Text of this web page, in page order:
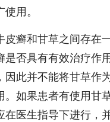
用。
皮癣和甘草之间存在
是否具有有效治疗作
因此并不能将甘草作
。如果患者有使用甘
在医生指导下进行，